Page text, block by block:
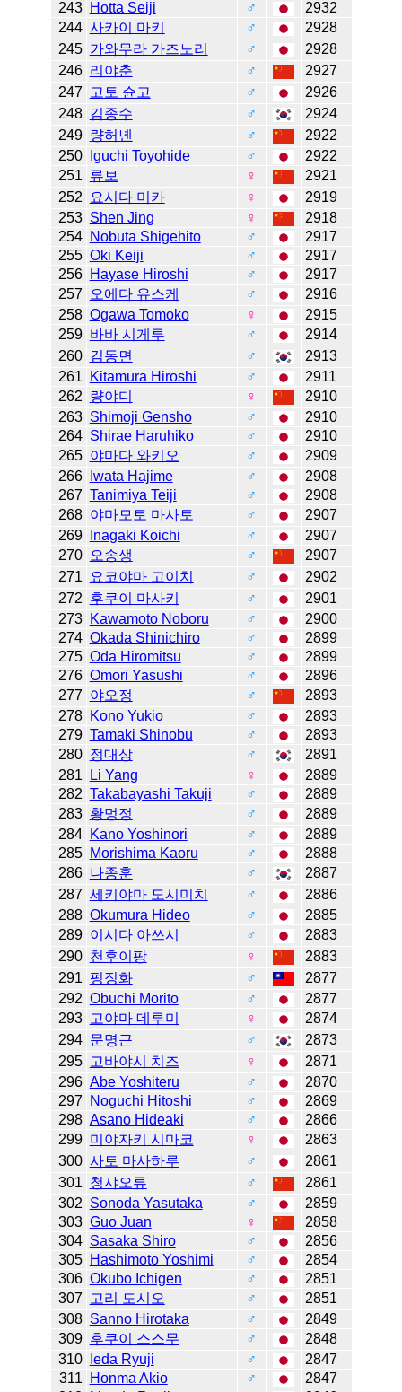
243 Hotta Seiji ♂
2932
244 사카이 마키 ♂
2928
245 가와무라 가즈노리 ♂
2928
246 리야춘 ♂
2927
247
고토 슌고 ♂
2926
248 김종수 ♂
2924
249 량허녠 ♂
2922
250
Iguchi Toyohide ♂
2922
251 류보 ♀
2921
252
요시다 미카 ♀
2919
253 Shen Jing ♀
2918
254 Nobuta Shigehito ♂
2917
255 Oki Keiji ♂
2917
256 Hayase Hiroshi ♂
2917
257
오에다 유스케 ♂
2916
258 Ogawa Tomoko ♀
2915
259 바바 시게루 ♂
2914
260 김동면 ♂
2913
261
Kitamura Hiroshi ♂
2911
262 량야디 ♀
2910
263 Shimoji Gensho ♂
2910
264 Shirae Haruhiko ♂
2910
265 야마다 와키오 ♂
2909
266
Iwata Hajime ♂
2908
267 Tanimiya Teiji ♂
2908
268 야마모토 마사토 ♂
2907
269
Inagaki Koichi ♂
2907
270 오송생 ♂
2907
271
요코야마 고이치 ♂
2902
272 후쿠이 마사키 ♂
2901
273 Kawamoto Noboru ♂
2900
274 Okada Shinichiro ♂
2899
275 Oda Hiromitsu ♂
2899
276 Omori Yasushi ♂
2896
277 야오정 ♂
2893
278 Kono Yukio ♂
2893
279 Tamaki Shinobu ♂
2893
280 정대상 ♂
2891
281
Li Yang ♀
2889
282 Takabayashi Takuji ♂
2889
283 황멍정 ♂
2889
284 Kano Yoshinori ♂
2889
285 Morishima Kaoru ♂
2888
286 나종훈 ♂
2887
287 세키야마 도시미치 ♂
2886
288 Okumura Hideo ♂
2885
289 이시다 아쓰시 ♂
2883
290 천후이팡 ♀
2883
291 펑징화 ♂
2877
292 Obuchi Morito ♂
2877
293 고야마 데루미 ♀
2874
294 문명근 ♂
2873
295 고바야시 치즈 ♀
2871
296 Abe Yoshiteru ♂
2870
297
Noguchi Hitoshi ♂
2869
298 Asano Hideaki ♂
2866
299 미야자키 시마코 ♀
2863
300 사토 마사하루 ♂
2861
301 청샤오류 ♂
2861
302 Sonoda Yasutaka ♂
2859
303 Guo Juan ♀
2858
304 Sasaka Shiro ♂
2856
305 Hashimoto Yoshimi ♂
2854
306 Okubo Ichigen ♂
2851
307
고리 도시오 ♂
2851
308 Sanno Hirotaka ♂
2849
309 후쿠이 스스무 ♂
2848
310
Ieda Ryuji ♂
2847
311
Honma Akio ♂
2847